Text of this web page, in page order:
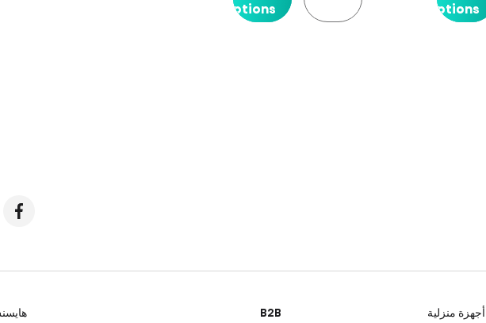
Options
Options
أجهزة منزلية B2B